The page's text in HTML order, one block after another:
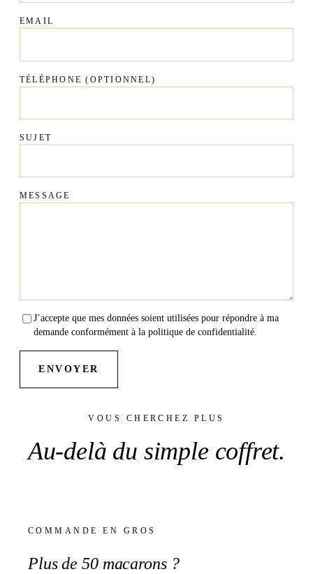
EMAIL
TÉLÉPHONE(OPTIONNEL)
SUJET
MESSAGE
J’accepte que mes données soient utilisées pour répondre à ma
demande conformément à la politique de confidentialité.
ENVOYER
VOUS CHERCHEZ PLUS
Au-delà du simple coffret.
COMMANDE EN GROS
Plus de50 macarons?